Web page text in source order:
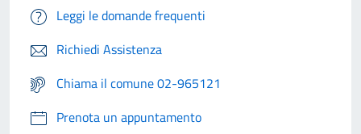
Leggi le domande frequenti
Richiedi Assistenza
Chiama il comune 02-965121
Prenota un appuntamento